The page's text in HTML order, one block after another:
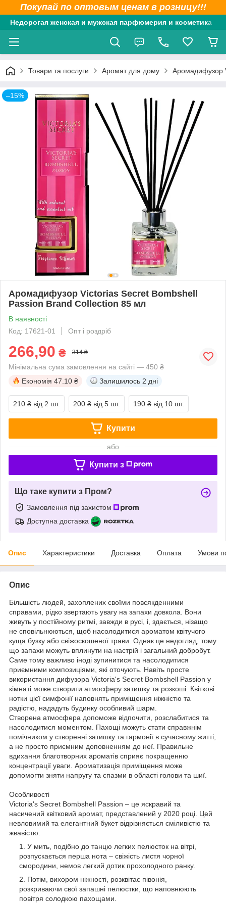
Покупай по оптовым ценам в розницу!!!
Недорогая женская и мужская парфюмерия и косметика
Товари та послуги Аромат для дому Аромадифузор
–15%
Аромадифузор Victorias Secret Bombshell
Passion Brand Collection 85 мл
В наявності
Код: 17621-01
Опт і роздріб
266,90 ₴ 314 ₴
Мінімальна сума замовлення на сайті — 450 ₴
Економія 47.10 ₴ Залишилось 2 дні
210 ₴ від 2 шт. 200 ₴ від 5 шт. 190 ₴ від 10 шт.
Купити
або
Купити з
Що таке купити з Пром?
Замовлення під захистом
Доступна доставка
Опис Характеристики Доставка Оплата Умови
Опис
Більшість людей, захоплених своїми повсякденними
справами, рідко звертають увагу на запахи довкола. Вони
живуть у постійному ритмі, завжди в русі, і, здається, нізащо
не сповільнюються, щоб насолодитися ароматом квітучого
куща бузку або свіжоскошеної трави. Однак це недогляд, тому
що запахи можуть вплинути на настрій і загальний добробут.
Саме тому важливо іноді зупинитися та насолодитися
приємними композиціями, які оточують. Навіть просте
використання дифузора Victoria's Secret Bombshell Passion у
кімнаті може створити атмосферу затишку та розкоші. Квіткові
нотки цієї симфонії наповнять приміщення ніжністю та
радістю, нададуть будинку особливий шарм.
Створена атмосфера допоможе відпочити, розслабитися та
насолодитися моментом. Пахощі можуть стати справжнім
помічником у створенні затишку та гармонії в сучасному житті,
а не просто приємним доповненням до неї. Правильне
вдихання благотворних ароматів сприяє покращенню
концентрації уваги. Ароматизація приміщення може
допомогти зняти напругу та спазми в області голови та шиї.
Особливості
Victoria's Secret Bombshell Passion – це яскравий та
насичений квітковий аромат, представлений у 2020 році. Цей
невловимий та елегантний букет відрізняється сміливістю та
жвавістю:
У мить, подібно до танцю легких пелюсток на вітрі,
розпускається перша нота – свіжість листя чорної
смородини, немов легкий дотик прохолодного ранку.
Потім, вихором ніжності, розквітає півонія,
розкриваючи свої запашні пелюстки, що наповнюють
повітря солодкою пахощами.